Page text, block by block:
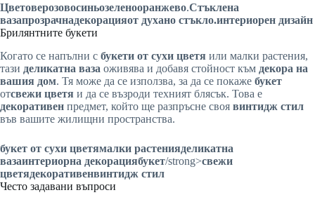
Цветоверозовосиньозеленооранжево.Стъклена
вазапрозрачнадекорацияот духано стъкло.интериорен дизайн
Брилянтните букети
Когато се напълни с букети от сухи цветя или малки растения,
тази деликатна ваза оживява и добавя стойност към декора на
вашия дом. Тя може да се използва, за да се покаже букет
отсвежи цветя и да се възроди техният блясък. Това е
декоративен предмет, който ще разпръсне своя винтидж стил
във вашите жилищни пространства.
букет от сухи цветямалки растенияделикатна
вазаинтериорна декорациябукет/strong>свежи
цветядекоративенвинтидж стил
Често задавани въпроси